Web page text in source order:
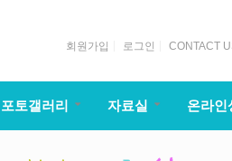
회원가입 로그인 CONTACT
포토갤러리 자료실 온라인